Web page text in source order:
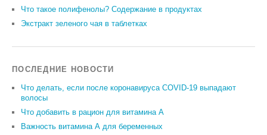
Что такое полифенолы? Содержание в продуктах
Экстракт зеленого чая в таблетках
ПОСЛЕДНИЕ НОВОСТИ
Что делать, если после коронавируса COVID-19 выпадают
волосы
Что добавить в рацион для витамина А
Важность витамина А для беременных